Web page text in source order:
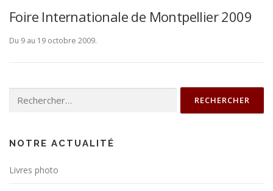
Foire Internationale de Montpellier 2009
Du 9 au 19 octobre 2009.
NOTRE ACTUALITÉ
Livres photo